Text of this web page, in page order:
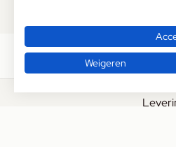
Weigeren